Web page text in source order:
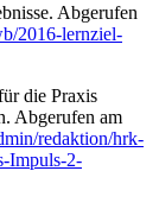
Abgerufen
2016-lernziel-
die Praxis
Abgerufen am
redaktion/hrk-
Impuls-2-